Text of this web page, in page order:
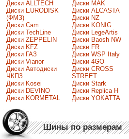
Диски ALLTECH
Диски EURODISK
(ФМЗ)
Диски Cam
Диски TechLine
Диски ZEPPELIN
Диски KFZ
Диски ГАЗ
Диски Vianor
Диски Автодиски
ЧКПЗ
Диски Kosei
Диски DEVINO
Диски KORMETAL
Диски MAK
Диски ALCASTA
Диски NZ
Диски KONIG
Диски LegeArtis
Диски Baosh NW
Диски FR
Диски WSP Italy
Диски 4GO
Диски CROSS
STREET
Диски Stark
Диски Replica H
Диски YOKATTA
Шины по размерам